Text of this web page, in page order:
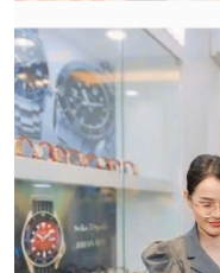
CẢM ƠN QUÝ KHÁCH
HWATCH CHUYÊN
CẢM ƠN QUÝ
HWATCH CHUYÊN
LOẠI ĐỒNG HỒ